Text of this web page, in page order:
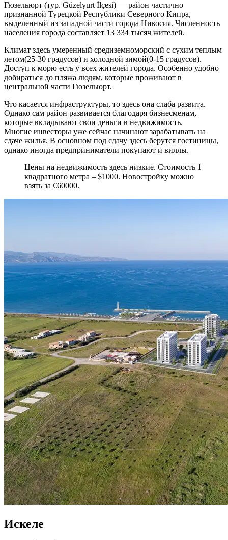
Гюзельюрт (тур. Güzelyurt İlçesi) — район частично
признанной Турецкой Республики Северного Кипра,
выделенный из западной части города Никосия. Численность
населения города составляет 13 334 тысяч жителей.
Климат здесь умеренный средиземноморский с сухим теплым
летом(25-30 градусов) и холодной зимой(0-15 градусов).
Доступ к морю есть у всех жителей города. Особенно удобно
добираться до пляжа людям, которые проживают в
центральной части Гюзельюрт.
Что касается инфраструктуры, то здесь она слаба развита.
Однако сам район развивается благодаря бизнесменам,
которые вкладывают свои деньги в недвижимость.
Многие инвесторы уже сейчас начинают зарабатывать на
сдаче жилья. В основном под сдачу здесь берутся гостиницы,
однако иногда предприниматели покупают и виллы.
Цены на недвижимость здесь низкие. Стоимость 1
квадратного метра – $1000. Новостройку можно
взять за €60000.
Искеле